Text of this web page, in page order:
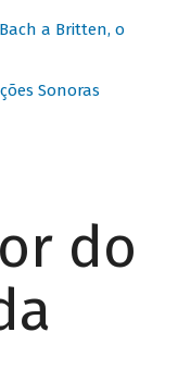
Bach a Britten, o
Sonoras
do